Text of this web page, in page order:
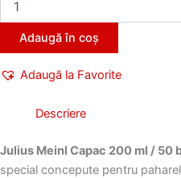
200Ml/50Buc
De
Folosință
,Ceai)
Adaugă în coș
Adaugă la Favorite
Descriere
Julius Meinl Capac 200 ml / 50
special concepute pentru